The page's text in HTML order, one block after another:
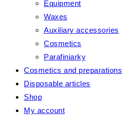
Equipment
Waxes
Auxiliary accessories
Cosmetics
Parafiniarky
Cosmetics and preparations
Disposable articles
Shop
My account